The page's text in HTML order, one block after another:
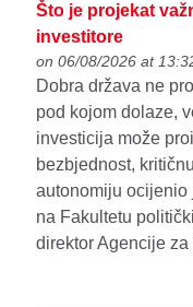
Što je projekat
investitore
on 06/08/2026 at
Dobra država ne
pod kojom dolaze,
investicija može
bezbjednost,
autonomiju ocijenio
na Fakultetu
direktor Agencije